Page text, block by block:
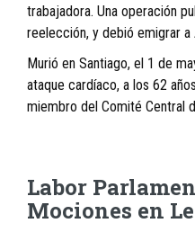
trabajadora. Una operación
reelección, y debió emigrar a
Murió en Santiago, el 1 de
ataque cardíaco, a los 62
miembro del Comité Central
Labor
Mociones en